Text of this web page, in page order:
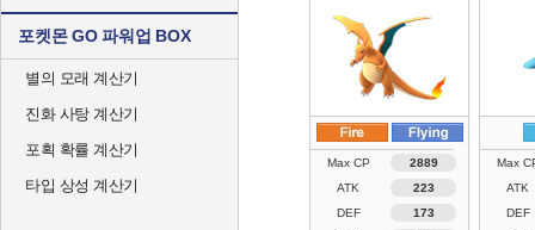
포켓몬 GO 파워업 BOX
별의 모래 계산기
진화 사탕 계산기
포획 확률 계산기
타입 상성 계산기
Max CP
2889
ATK
223
DEF
173
Max
ATK
DEF